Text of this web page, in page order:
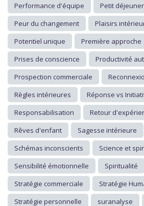
Performance d'équipe
Petit
Peur du changement
Plaisirs
Potentiel unique
Première approche
Prises de conscience
Productivité
Prospection commerciale
Règles intérieures
Réponse vs
Responsabilisation
Retour
Rêves d'enfant
Sagesse intérieure
Schémas inconscients
Science et
Sensibilité émotionnelle
Spiritualité
Stratégie commerciale
Stratégie
Stratégie personnelle
suranalyse